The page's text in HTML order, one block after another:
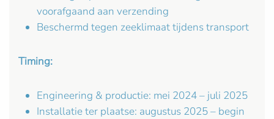
voorafgaand aan verzending
Beschermd tegen zeeklimaat tijdens transport
Timing:
Engineering & productie: mei 2024 – juli 2025
Installatie ter plaatse: augustus 2025 – begin